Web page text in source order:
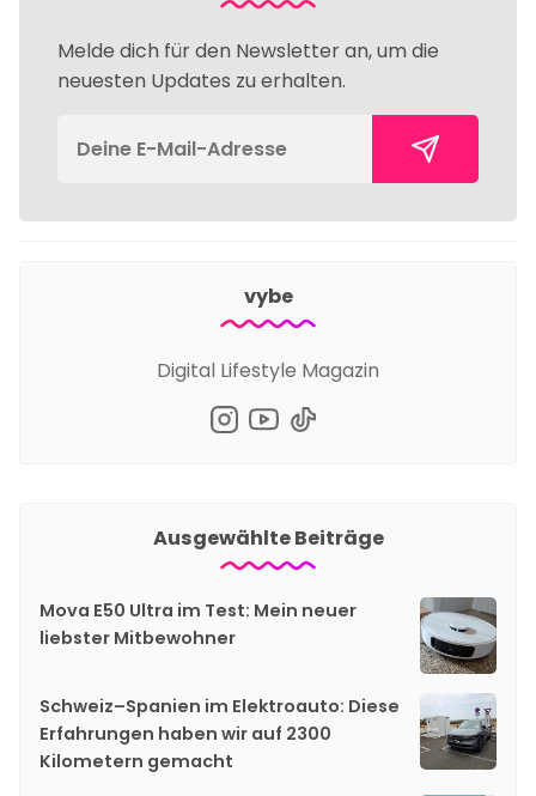
Melde dich für den Newsletter an, um die
neuesten Updates zu erhalten.
vybe
Digital Lifestyle Magazin
Ausgewählte Beiträge
Mova E50 Ultra im Test: Mein neuer
liebster Mitbewohner
Schweiz–Spanien im Elektroauto: Diese
Erfahrungen haben wir auf 2300
Kilometern gemacht